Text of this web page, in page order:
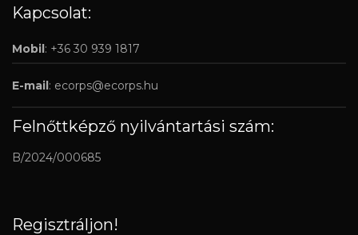
Kapcsolat:
Mobil: +36 30 939 1817
E-mail: ecorps@ecorps.hu
Felnőttképző nyilvántartási szám:
B/2024/000685
Regisztráljon!